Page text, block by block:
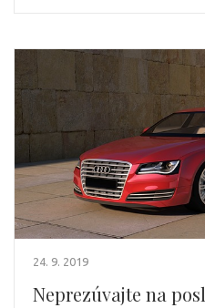
24. 9. 2019
Neprezúvajte na